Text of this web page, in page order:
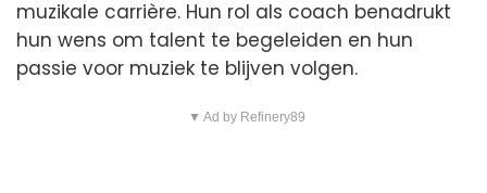
muzikale carrière. Hun rol als coach benadrukt
hun wens om talent te begeleiden en hun
passie voor muziek te blijven volgen.
▼ Ad by Refinery89